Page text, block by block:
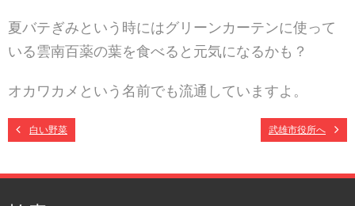
夏バテぎみという時にはグリーンカーテンに使って
いる雲南百薬の葉を食べると元気になるかも？
オカワカメという名前でも流通していますよ。
白い野菜 武雄市役所へ